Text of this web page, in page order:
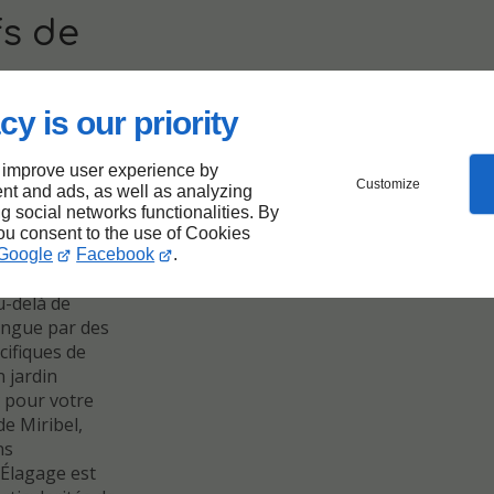
is our priority
user experience by
and ads, as well as analyzing
social networks functionalities. By
consent to the use of Cookies
Facebook .
Customize
de
terrain de
Giuliani
et la
ville
de la
delà de
par des
de
jardin
pour votre
Miribel,
est